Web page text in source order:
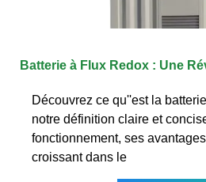
Batterie à Flux Redox : Une
Découvrez ce qu''est la
notre définition claire et
fonctionnement, ses
croissant dans le